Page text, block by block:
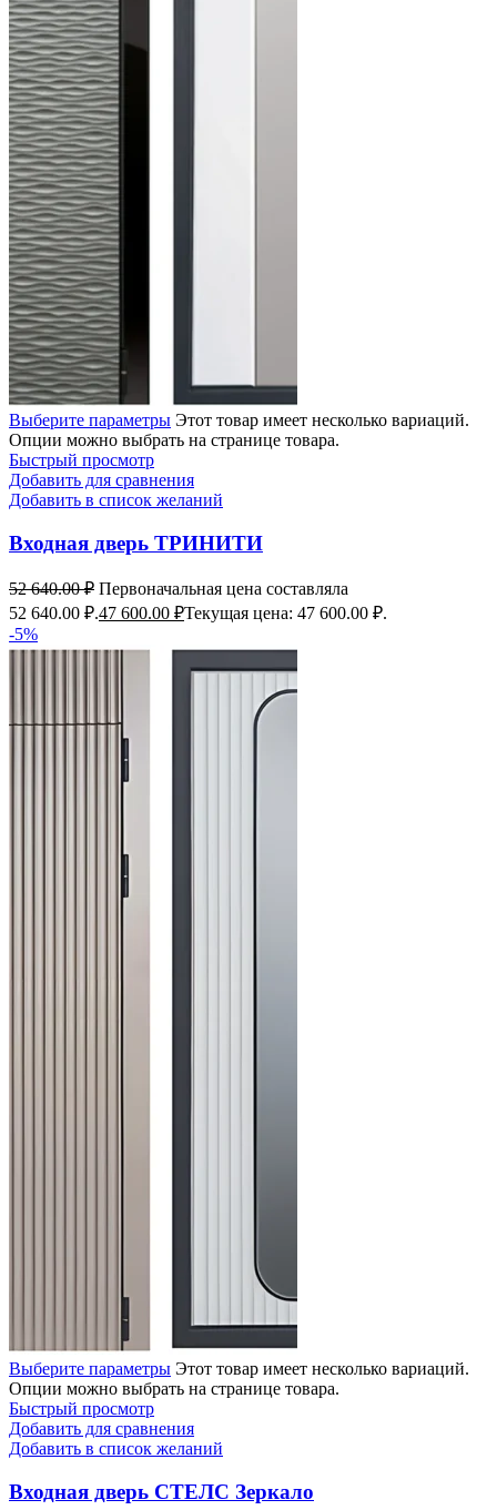
Выберите параметры Этот товар имеет несколько вариаций.
Опции можно выбрать на странице товара.
Быстрый просмотр
Добавить для сравнения
Добавить в список желаний
Входная дверь ТРИНИТИ
52 640.00₽ Первоначальная цена составляла
52 640.00 ₽.47 600.00 ₽Текущая цена: 47 600.00 ₽.
-5%
Выберите параметры Этот товар имеет несколько вариаций.
Опции можно выбрать на странице товара.
Быстрый просмотр
Добавить для сравнения
Добавить в список желаний
Входная дверь СТЕЛС Зеркало